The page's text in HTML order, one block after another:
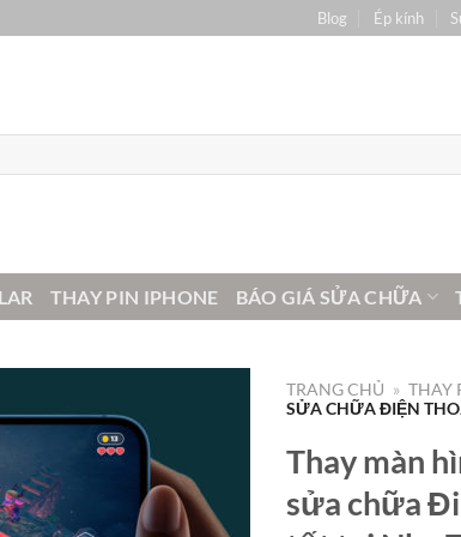
Blog Ép kính
THAY PIN IPHONE BÁO GIÁ SỬA CHỮA
TRANG CHỦ » THAY
SỬA CHỮA ĐIỆN
Thay màn
sửa chữa